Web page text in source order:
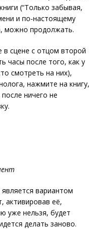
(“Только забывая,
и по-настоящему
можно продолжать.
в сцене с отцом второй
часы после того, как у
смотреть на них),
нажмите на книгу,
ничего не
вариантом
активировав её,
уже нельзя, будет
делать заново.